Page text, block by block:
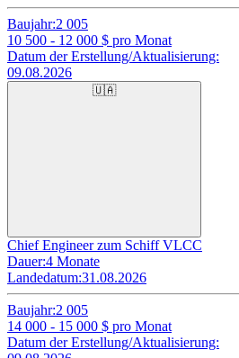
Baujahr:2 005
10 500 - 12 000 $ pro Monat
Datum der Erstellung/Aktualisierung:
09.08.2026
🇺🇦
Chief Engineer zum Schiff VLCC
Dauer:4 Monate
Landedatum:31.08.2026
Baujahr:2 005
14 000 - 15 000 $ pro Monat
Datum der Erstellung/Aktualisierung: